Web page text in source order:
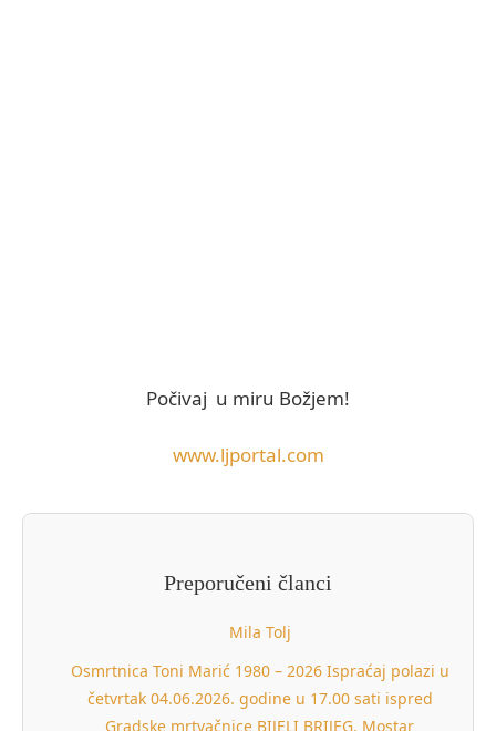
Počivaj u miru Božjem!
www.ljportal.com
Preporučeni članci
Mila Tolj
Osmrtnica Toni Marić 1980 – 2026 Ispraćaj polazi u
četvrtak 04.06.2026. godine u 17.00 sati ispred
Gradske mrtvačnice BIJELI BRIJEG. Mostar